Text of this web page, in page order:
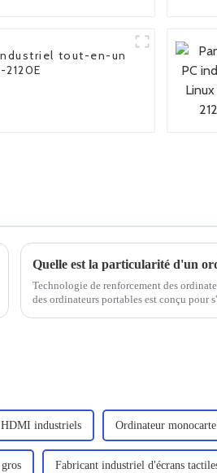
tout-en-un
2120E
Technologie de renforcement des
des ordinateurs portables est conçu pour
HDMI industriels Ordinateur
Fabricant industriel d'écrans